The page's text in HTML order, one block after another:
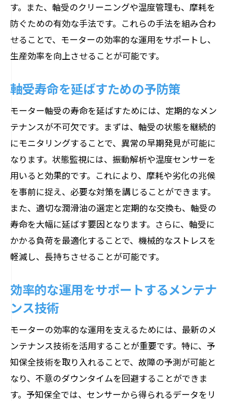
す。また、軸受のクリーニングや温度管理も、摩耗を
防ぐための有効な手法です。これらの手法を組み合わ
せることで、モーターの効率的な運用をサポートし、
生産効率を向上させることが可能です。
軸受寿命を延ばすための予防策
モーター軸受の寿命を延ばすためには、定期的なメン
テナンスが不可欠です。まずは、軸受の状態を継続的
にモニタリングすることで、異常の早期発見が可能に
なります。状態監視には、振動解析や温度センサーを
用いると効果的です。これにより、摩耗や劣化の兆候
を事前に捉え、必要な対策を講じることができます。
また、適切な潤滑油の選定と定期的な交換も、軸受の
寿命を大幅に延ばす要因となります。さらに、軸受に
かかる負荷を最適化することで、機械的なストレスを
軽減し、長持ちさせることが可能です。
効率的な運用をサポートするメンテナ
ンス技術
モーターの効率的な運用を支えるためには、最新のメ
ンテナンス技術を活用することが重要です。特に、予
知保全技術を取り入れることで、故障の予測が可能と
なり、不意のダウンタイムを回避することができま
す。予知保全では、センサーから得られるデータをリ